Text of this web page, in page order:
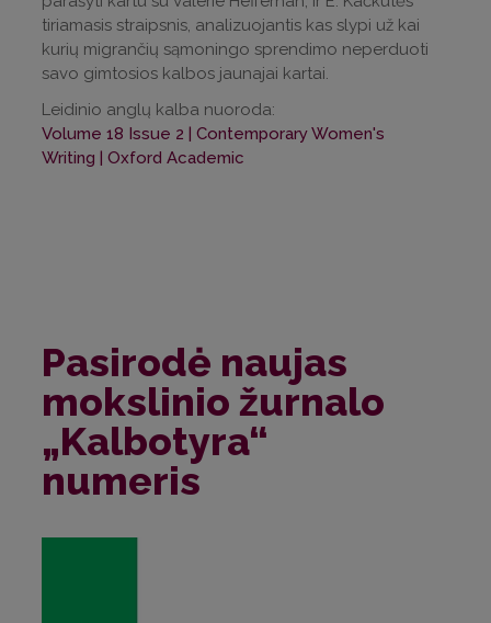
tiriamasis straipsnis, analizuojantis kas slypi už kai
kurių migrančių sąmoningo sprendimo neperduoti
savo gimtosios kalbos jaunajai kartai.
Leidinio anglų kalba nuoroda:
Volume 18 Issue 2 | Contemporary Women's
Writing | Oxford Academic
Pasirodė naujas
mokslinio žurnalo
„Kalbotyra“
numeris